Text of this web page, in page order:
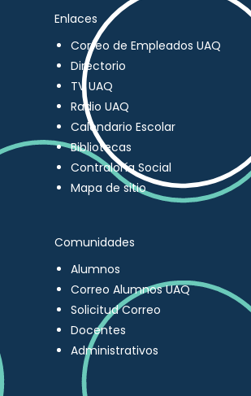
Enlaces
Correo de Empleados UAQ
Directorio
TV UAQ
Radio UAQ
Calendario Escolar
Bibliotecas
Contraloría Social
Mapa de sitio
Comunidades
Alumnos
Correo Alumnos UAQ
Solicitud Correo
Docentes
Administrativos